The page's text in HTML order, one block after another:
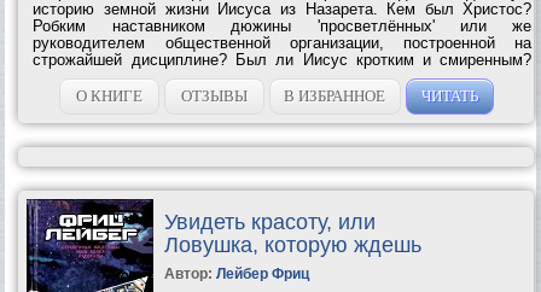
историю земной жизни Иисуса из Назарета. Кем был Христос?
Робким наставником дюжины 'просветлённых' или же
руководителем общественной организации, построенной на
строжайшей дисциплине? Был ли Иисус кротким и смиренным?
Замышлял ли он восстание против римлян? Почему поссорился
он с 'начальниками иудейскими'? Почему римский...
О КНИГЕ ОТЗЫВЫ В ИЗБРАННОЕ ЧИТАТЬ
Увидеть красоту, или
Ловушка, которую ждешь
Автор: Лейбер Фриц